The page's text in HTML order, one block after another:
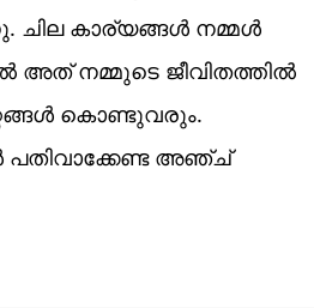
ചില കാര്യങ്ങൾ നമ്മൾ
അത് നമ്മുടെ ജീവിതത്തിൽ
കൊണ്ടുവരും.
അഞ്ച്